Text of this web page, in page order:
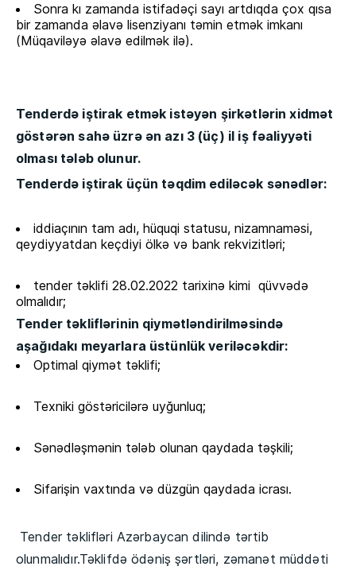
Sonra kı zamanda istifadəçi sayı artdıqda çox qısa
bir zamanda əlavə lisenziyanı təmin etmək imkanı
(Müqaviləyə əlavə edilmək ilə).
Tenderdə iştirak etmək istəyən şirkətlərin xidmət
göstərən sahə üzrə ən azı 3 (üç) il iş fəaliyyəti
olması tələb olunur.
Tenderdə iştirak üçün təqdim ediləcək sənədlər:
iddiaçının tam adı, hüquqi statusu, nizamnaməsi,
qeydiyyatdan keçdiyi ölkə və bank rekvizitləri;
tender təklifi 28.02.2022 tarixinə kimi qüvvədə
olmalıdır;
Tender təkliflərinin qiymətləndirilməsində
aşağıdakı meyarlara üstünlük veriləcəkdir:
Optimal qiymət təklifi;
Texniki göstəricilərə uyğunluq;
Sənədləşmənin tələb olunan qaydada təşkili;
Sifarişin vaxtında və düzgün qaydada icrası.
Tender təklifləri Azərbaycan dilində tərtib
olunmalıdır.Təklifdə ödəniş şərtləri, zəmanət müddəti